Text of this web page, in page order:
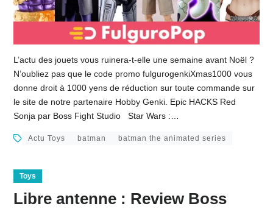
L’actu des jouets vous ruinera-t-elle une semaine avant Noël ?
N’oubliez pas que le code promo fulgurogenkiXmas1000 vous
donne droit à 1000 yens de réduction sur toute commande sur
le site de notre partenaire Hobby Genki. Epic HACKS Red
Sonja par Boss Fight Studio Star Wars :…
Actu Toys batman batman the animated series
Toys
Libre antenne : Review Boss